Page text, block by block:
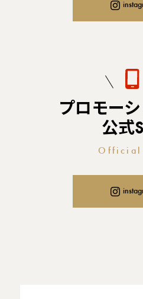
プロモー
公式
Official